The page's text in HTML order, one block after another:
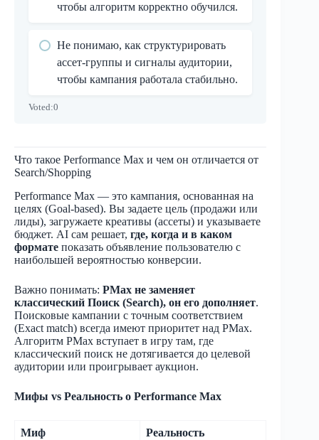
чтобы алгоритм корректно обучился.
Не понимаю, как структурировать
ассет-группы и сигналы аудитории,
чтобы кампания работала стабильно.
Voted:0
Что такое Performance Max и чем он отличается от
Search/Shopping
Performance Max — это кампания, основанная на
целях (Goal-based). Вы задаете цель (продажи или
лиды), загружаете креативы (ассеты) и указываете
бюджет. AI сам решает, где, когда и в каком
формате показать объявление пользователю с
наибольшей вероятностью конверсии.
Важно понимать: PMax не заменяет
классический Поиск (Search), он его дополняет.
Поисковые кампании с точным соответствием
(Exact match) всегда имеют приоритет над PMax.
Алгоритм PMax вступает в игру там, где
классический поиск не дотягивается до целевой
аудитории или проигрывает аукцион.
Мифы vs Реальность о Performance Max
Миф Реальность